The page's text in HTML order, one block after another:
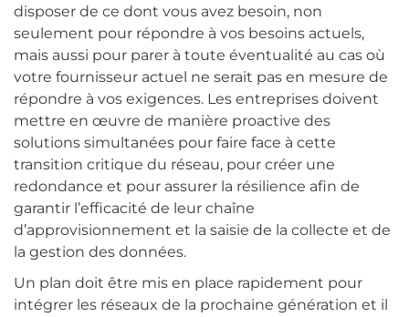
disposer de ce dont vous avez besoin, non
seulement pour répondre à vos besoins actuels,
mais aussi pour parer à toute éventualité au cas où
votre fournisseur actuel ne serait pas en mesure de
répondre à vos exigences. Les entreprises doivent
mettre en œuvre de manière proactive des
solutions simultanées pour faire face à cette
transition critique du réseau, pour créer une
redondance et pour assurer la résilience afin de
garantir l’efficacité de leur chaîne
d’approvisionnement et la saisie de la collecte et de
la gestion des données.
Un plan doit être mis en place rapidement pour
intégrer les réseaux de la prochaine génération et il